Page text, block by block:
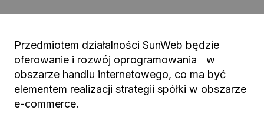
Przedmiotem działalności SunWeb będzie
oferowanie i rozwój oprogramowania w
obszarze handlu internetowego, co ma być
elementem realizacji strategii spółki w obszarze
e-commerce.